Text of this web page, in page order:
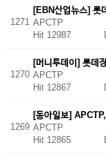
1271
[EBN산업뉴스] 롯
APCTP
Hit 12987
1270
[머니투데이] 롯데
APCTP
Hit 12867
1269
[동아일보]
APCTP
Hit 12865